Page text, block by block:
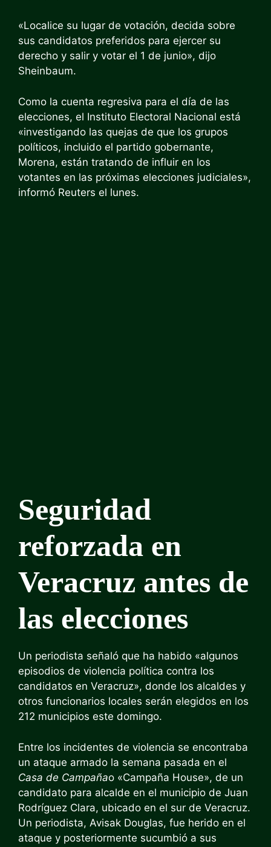
«Localice su lugar de votación, decida sobre
sus candidatos preferidos para ejercer su
derecho y salir y votar el 1 de junio», dijo
Sheinbaum.
Como la cuenta regresiva para el día de las
elecciones, el Instituto Electoral Nacional está
«investigando las quejas de que los grupos
políticos, incluido el partido gobernante,
Morena, están tratando de influir en los
votantes en las próximas elecciones judiciales»,
informó Reuters el lunes.
Seguridad
reforzada en
Veracruz antes de
las elecciones
Un periodista señaló que ha habido «algunos
episodios de violencia política contra los
candidatos en Veracruz», donde los alcaldes y
otros funcionarios locales serán elegidos en los
212 municipios este domingo.
Entre los incidentes de violencia se encontraba
un ataque armado la semana pasada en el
Casa de Campañao «Campaña House», de un
candidato para alcalde en el municipio de Juan
Rodríguez Clara, ubicado en el sur de Veracruz.
Un periodista, Avisak Douglas, fue herido en el
ataque y posteriormente sucumbió a sus